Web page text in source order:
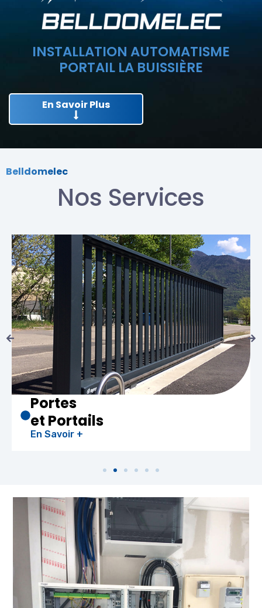
INSTALLATION AUTOMATISME
PORTAIL LA BUISSIÈRE
En Savoir Plus
Belldomelec
Nos Services
Portes
et Portails
En Savoir +